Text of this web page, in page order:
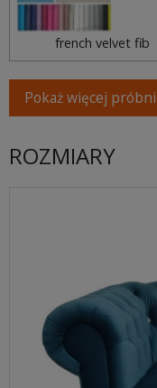
french velvet fib
Pokaż więcej
ROZMIARY